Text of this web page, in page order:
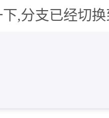
,分支已经切换